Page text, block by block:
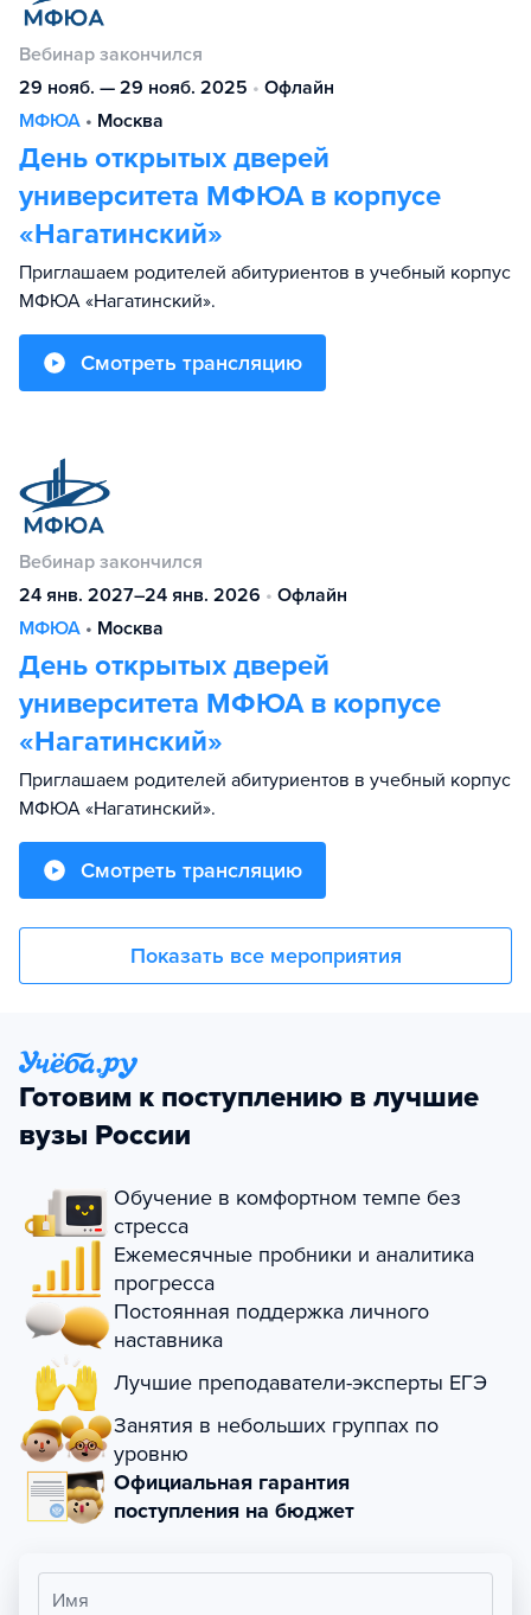
Вебинар закончился
29 нояб. — 29 нояб. 2025 • Офлайн
МФЮА • Москва
День открытых дверей
университета МФЮА в корпусе
«Нагатинский»
Приглашаем родителей абитуриентов в учебный корпус
МФЮА «Нагатинский».
Смотреть трансляцию
Вебинар закончился
24 янв. 2027–24 янв. 2026 • Офлайн
МФЮА • Москва
День открытых дверей
университета МФЮА в корпусе
«Нагатинский»
Приглашаем родителей абитуриентов в учебный корпус
МФЮА «Нагатинский».
Смотреть трансляцию
Показать все мероприятия
Готовим к поступлению в лучшие
вузы России
Обучение в комфортном темпе без
стресса
Ежемесячные пробники и аналитика
прогресса
Постоянная поддержка личного
наставника
Лучшие преподаватели-эксперты ЕГЭ
Занятия в небольших группах по
уровню
Официальная гарантия
поступления на бюджет
Имя